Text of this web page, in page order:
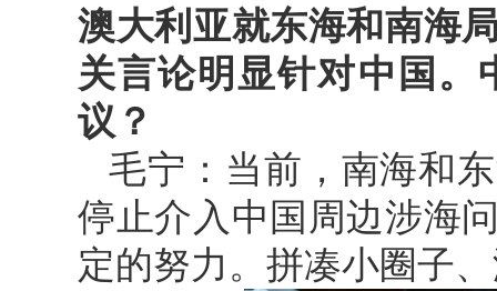
澳大利亚就东海和南海
关言论明显针对中国。
议？
毛宁：当前，南海和
停止介入中国周边涉海
定的努力。拼凑小圈子